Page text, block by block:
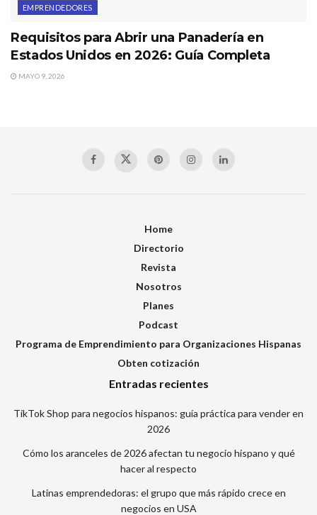
EMPRENDEDORES
Requisitos para Abrir una Panadería en
Estados Unidos en 2026: Guía Completa
MAYO 9, 2026
Home
Directorio
Revista
Nosotros
Planes
Podcast
Programa de Emprendimiento para Organizaciones Hispanas
Obten cotización
Entradas recientes
TikTok Shop para negocios hispanos: guía práctica para vender en
2026
Cómo los aranceles de 2026 afectan tu negocio hispano y qué
hacer al respecto
Latinas emprendedoras: el grupo que más rápido crece en
negocios en USA